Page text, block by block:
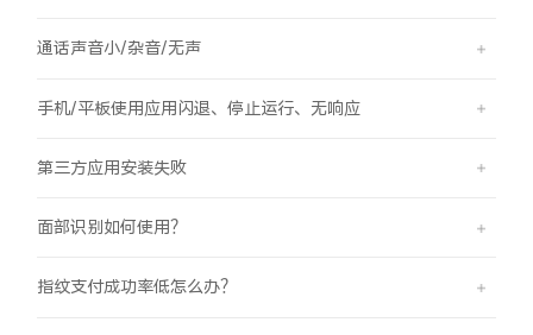
通话声音小/杂音/无声
手机/平板使用应用闪退、停止运行、无响应
第三方应用安装失败
面部识别如何使用？
指纹支付成功率低怎么办？